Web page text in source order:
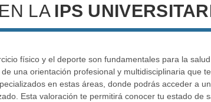
EN LA IPS
físico y el deporte son fundamentales para la
una orientación profesional y multidisciplinaria que
en estas áreas, donde podrás acceder a
Esta valoración te permitirá conocer tu estado